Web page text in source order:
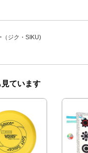
（ジク・SIKU)
ています